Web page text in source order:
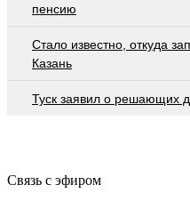
пенсию
Стало известно, откуда
Казань
Туск заявил о решающих
Связь с эфиром